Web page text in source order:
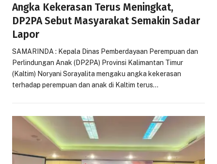
Angka Kekerasan Terus Meningkat,
DP2PA Sebut Masyarakat Semakin Sadar
Lapor
SAMARINDA : Kepala Dinas Pemberdayaan Perempuan dan
Perlindungan Anak (DP2PA) Provinsi Kalimantan Timur
(Kaltim) Noryani Sorayalita mengaku angka kekerasan
terhadap perempuan dan anak di Kaltim terus…